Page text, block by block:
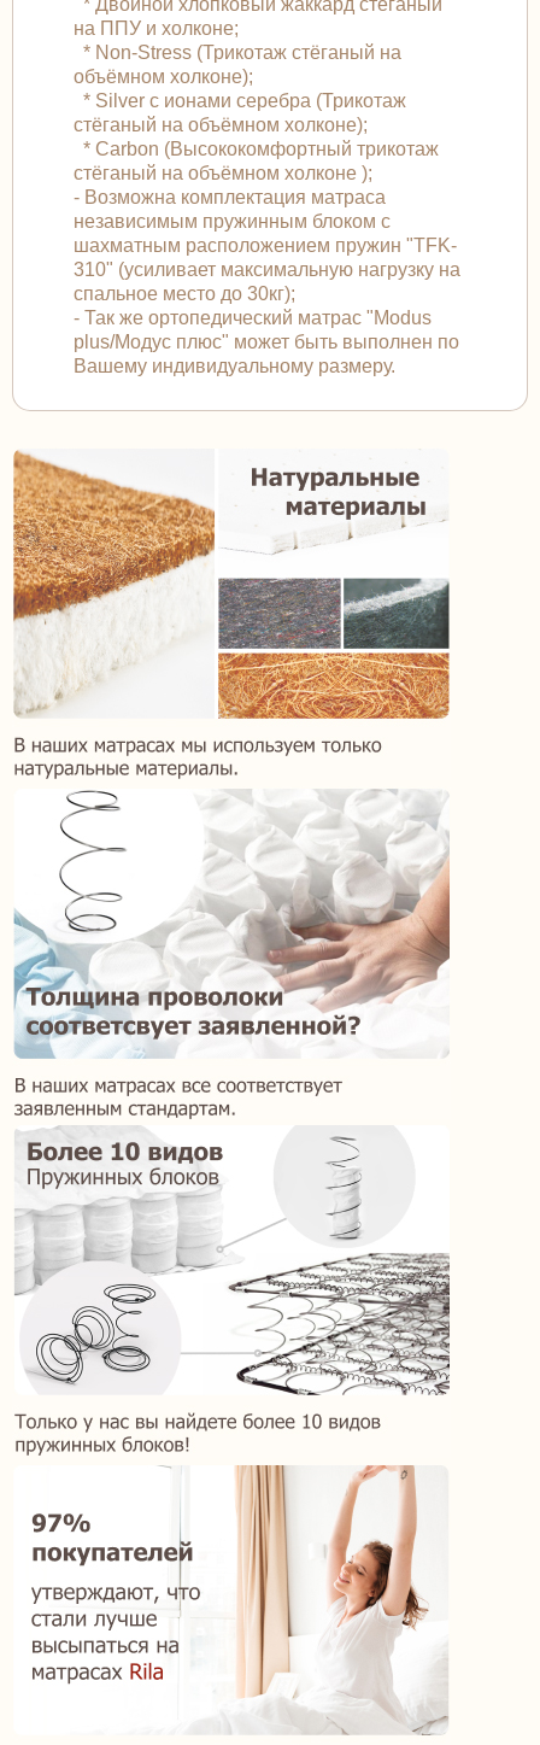
* Двойной хлопковый жаккард стёганый
на ППУ и холконе;
* Non-Stress (Трикотаж стёганый на
объёмном холконе);
* Silver с ионами серебра (Трикотаж
стёганый на объёмном холконе);
* Carbon (Высококомфортный трикотаж
стёганый на объёмном холконе );
- Возможна комплектация матраса
независимым пружинным блоком с
шахматным расположением пружин "TFK-
310" (усиливает максимальную нагрузку на
спальное место до 30кг);
- Так же ортопедический матрас "Modus
plus/Модус плюс" может быть выполнен по
Вашему индивидуальному размеру.